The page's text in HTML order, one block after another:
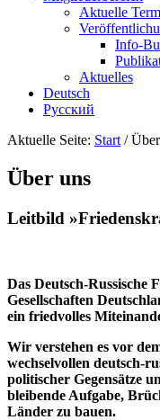
Aktuelle
Info-
Aktuelles
Deutsch
Русский
Aktuelle Seite: Start /
Über uns
Leitbild
Das Deutsch-Russische
Gesellschaften
ein friedvolles
Wir verstehen es vor
wechselvollen deutsch-
politischer Gegensätze
bleibende Aufgabe,
Länder zu bauen.